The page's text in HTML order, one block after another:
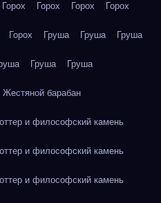
Горох Горох Горох Горох
Горох Груша Груша Груша
Груша Груша
барабан
и философский камень
и философский камень
и философский камень